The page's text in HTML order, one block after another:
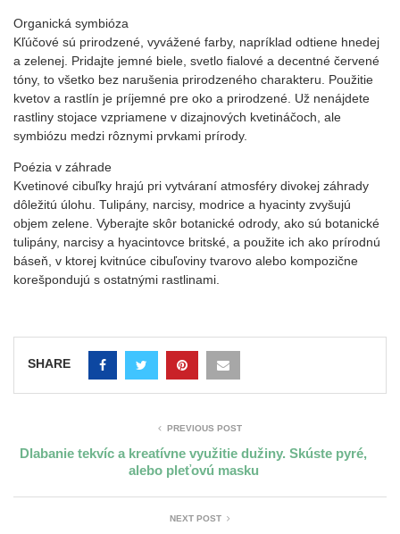
Organická symbióza
Kľúčové sú prirodzené, vyvážené farby, napríklad odtiene hnedej
a zelenej. Pridajte jemné biele, svetlo fialové a decentné červené
tóny, to všetko bez narušenia prirodzeného charakteru. Použitie
kvetov a rastlín je príjemné pre oko a prirodzené. Už nenájdete
rastliny stojace vzpriamene v dizajnových kvetináčoch, ale
symbiózu medzi rôznymi prvkami prírody.
Poézia v záhrade
Kvetinové cibuľky hrajú pri vytváraní atmosféry divokej záhrady
dôležitú úlohu. Tulipány, narcisy, modrice a hyacinty zvyšujú
objem zelene. Vyberajte skôr botanické odrody, ako sú botanické
tulipány, narcisy a hyacintovce britské, a použite ich ako prírodnú
báseň, v ktorej kvitnúce cibuľoviny tvarovo alebo kompozične
korešpondujú s ostatnými rastlinami.
SHARE
PREVIOUS POST
Dlabanie tekvíc a kreatívne využitie dužiny. Skúste pyré,
alebo pleťovú masku
NEXT POST